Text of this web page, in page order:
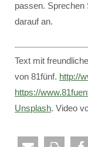
passen. Sprechen
darauf an.
Text mit
von 81fünf. http://
https://
Unsplash. Video